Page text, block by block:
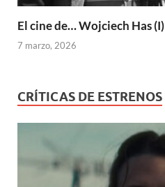
El cine de… Wojciech Has (I)
7 marzo, 2026
CRÍTICAS DE ESTRENOS